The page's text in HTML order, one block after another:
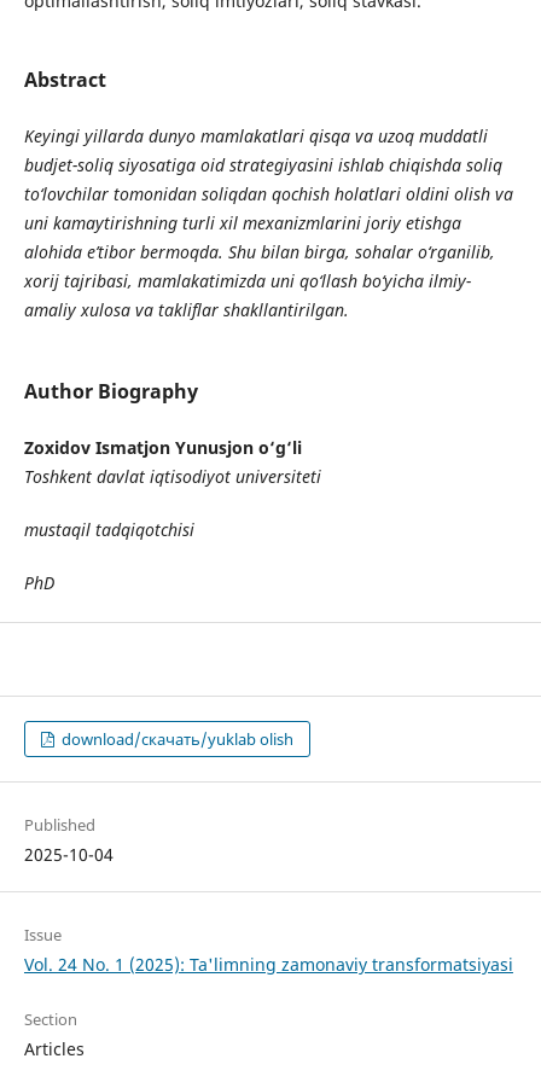
Abstract
Keyingi yillarda dunyo mamlakatlari qisqa va uzoq muddatli
budjet-soliq siyosatiga oid strategiyasini ishlab chiqishda soliq
to‘lovchilar tomonidan soliqdan qochish holatlari oldini olish va
uni kamaytirishning turli xil mexanizmlarini joriy etishga
alohida e’tibor bermoqda. Shu bilan birga, sohalar o‘rganilib,
xorij tajribasi, mamlakatimizda uni qo‘llash bo‘yicha ilmiy-
amaliy xulosa va takliflar shakllantirilgan.
Author Biography
Zoxidov Ismatjon Yunusjon o‘g‘li
Toshkent davlat iqtisodiyot universiteti
mustaqil tadqiqotchisi
PhD
download/скачать/yuklab olish
Published
2025-10-04
Issue
Vol. 24 No. 1 (2025): Ta'limning zamonaviy transformatsiyasi
Section
Articles